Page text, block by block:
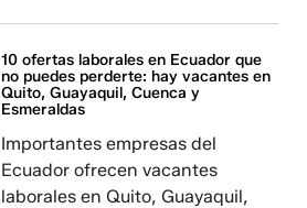
10 ofertas laborales en Ecuador que
no puedes perderte: hay vacantes en
Quito, Guayaquil, Cuenca y
Esmeraldas
Importantes empresas del
Ecuador ofrecen vacantes
laborales en Quito, Guayaquil,